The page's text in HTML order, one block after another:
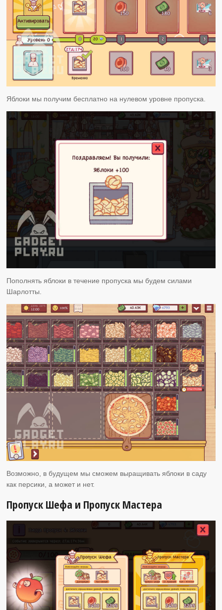
Яблоки мы получим бесплатно на нулевом уровне пропуска.
Пополнять яблоки в течение пропуска мы будем силами
Шарлотты.
Возможно, в будущем мы сможем выращивать яблоки в саду
как персики, а может и нет.
Пропуск Шефа и Пропуск Мастера